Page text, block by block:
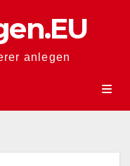
anlegen